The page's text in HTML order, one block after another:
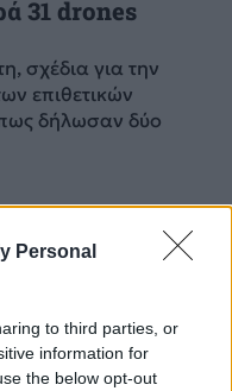
Personal
to third parties, or
information for
the below opt-out
31 drones
σχέδια για την
επιθετικών
δήλωσαν δύο